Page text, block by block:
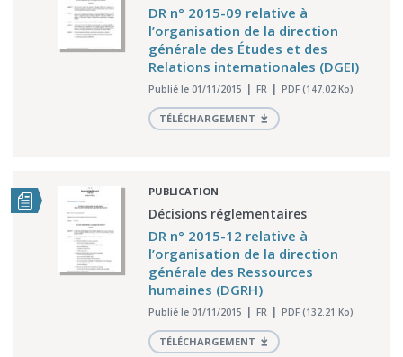
DR n° 2015-09 relative à
l’organisation de la direction
générale des Études et des
Relations internationales (DGEI)
Publié le 01/11/2015 FR PDF (147.02 Ko)
TÉLÉCHARGEMENT
PUBLICATION
Décisions réglementaires
DR n° 2015-12 relative à
l’organisation de la direction
générale des Ressources
humaines (DGRH)
Publié le 01/11/2015 FR PDF (132.21 Ko)
TÉLÉCHARGEMENT